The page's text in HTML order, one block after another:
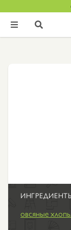
 
овсяные